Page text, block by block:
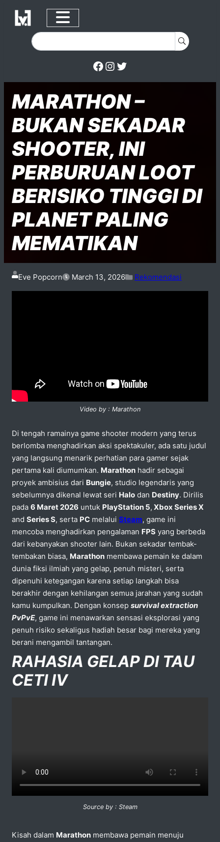
Skip to content
Facebook
Instagram
MARATHON –
BUKAN SEKADAR
SHOOTER, INI
PERBURUAN LOOT
BERISIKO TINGGI DI
PLANET PALING
MEMATIKAN
Eve Popcorn
Posted on
March 13, 2026
Posted in
Rekomendasi
Video by : Marathon
Di tengah ramainya game shooter modern yang terus
berlomba menghadirkan aksi spektakuler, ada satu judul
yang langsung menarik perhatian para gamer sejak
pertama kali diumumkan. Marathon hadir sebagai
proyek ambisius dari Bungie, studio legendaris yang
sebelumnya dikenal lewat seri Halo dan Destiny. Dirilis
pada 6 Maret 2026 untuk PlayStation 5, Xbox Series X
and Series S, serta PC melalui Steam, game ini
mencoba menghadirkan pengalaman FPS yang berbeda
dari kebanyakan shooter lain. Bukan sekadar tembak-
tembakan biasa, Marathon membawa pemain ke dalam
dunia fiksi ilmiah yang gelap, penuh misteri, serta
dipenuhi ketegangan karena setiap langkah bisa
berakhir dengan kehilangan semua jarahan yang sudah
kamu kumpulkan. Dengan konsep survival extraction
PvPvE, game ini menawarkan sensasi eksplorasi yang
penuh risiko sekaligus hadiah besar bagi mereka yang
berani mengambil tantangan.
RAHASIA GELAP DI TAU
CETI IV
Source by : Steam
Kisah dalam Marathon membawa pemain menuju
Posted in